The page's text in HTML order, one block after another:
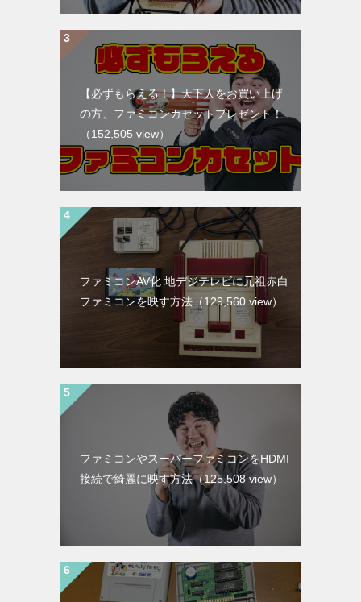
【必ずもらえる！】天下人をお買い上げ
の方、ファミコンカセットプレゼント！
（152,505 view）
ファミコンAV化 地デジテレビに元祖赤白
ファミコンを映す方法 （129,560 view）
ファミコンやスーパーファミコンをHDMI
接続で綺麗に映す方法（125,508 view）